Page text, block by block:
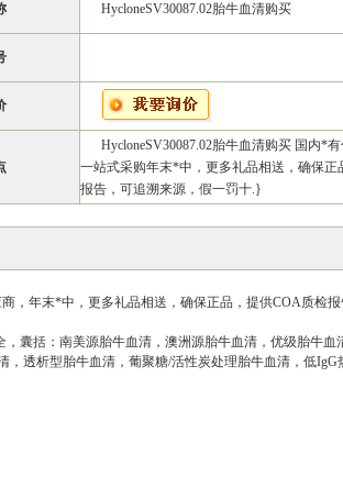
HycloneSV30087.02胎牛血清购买
HycloneSV30087.02胎牛血清购买 国内*
一站式采购年末*中，更多礼品相送，确保正
报告，可追溯来源，假一罚十.}
，年末*中，更多礼品相送，确保正品，提供COA质检
囊括：南美源胎牛血清，澳洲源胎牛血清，优级胎牛血
透析型胎牛血清，葡聚糖/活性炭处理胎牛血清，低IgG